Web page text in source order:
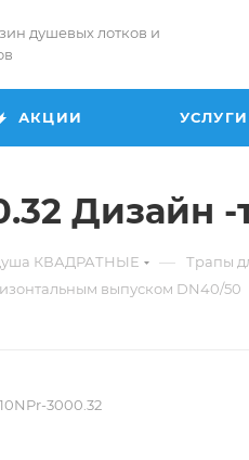
душевых лотков и
АКЦИИ УСЛУГИ
Дизайн
КВАДРАТНЫЕ — Трапы
выпуском DN40/50
3000.32